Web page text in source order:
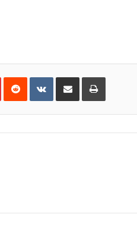
PinterestReddit VKontakteShare
Email
Print